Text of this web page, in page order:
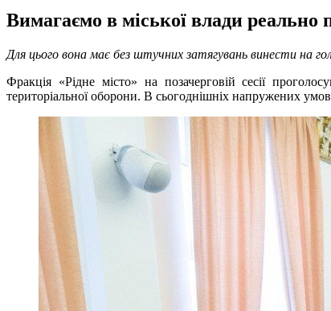
Вимагаємо в міської влади
Для цього вона має без штучних затягувань винести на
Фракція «Рідне місто» на позачерговій сесії
територіальної оборони. В сьогоднішніх напружених